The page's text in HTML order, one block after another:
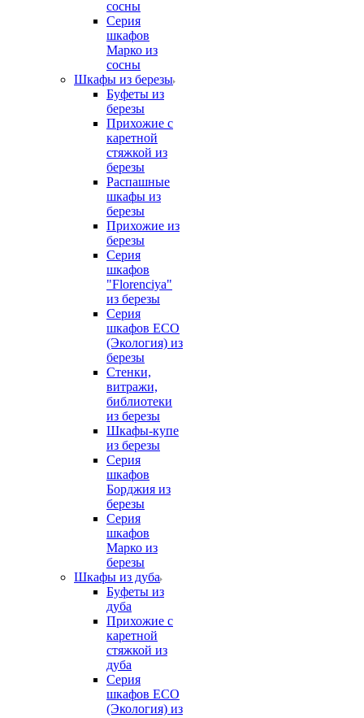
сосны
Серия
шкафов
Марко из
сосны
Шкафы из березы
Буфеты из
березы
Прихожие с
каретной
стяжкой из
березы
Распашные
шкафы из
березы
Прихожие из
березы
Серия
шкафов
"Florenciya"
из березы
Серия
шкафов ECO
(Экология) из
березы
Стенки,
витражи,
библиотеки
из березы
Шкафы-купе
из березы
Серия
шкафов
Борджия из
березы
Серия
шкафов
Марко из
березы
Шкафы из дуба
Буфеты из
дуба
Прихожие с
каретной
стяжкой из
дуба
Серия
шкафов ECO
(Экология) из